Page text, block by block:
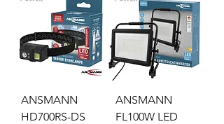
ANSMANN
HD700RS-DS
ANSMANN
FL100W LED